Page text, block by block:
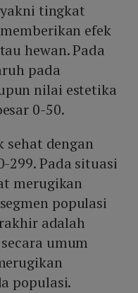
tingkat
efek
hewan. Pada
pada
nilai estetika
0-50.
sehat dengan
299. Pada situasi
merugikan
populasi
adalah
umum
populasi.